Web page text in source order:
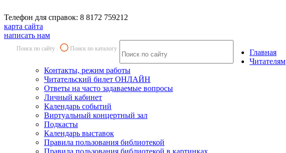
Телефон для справок: 8 8172 759212
карта сайта
написать нам
Поиск по сайту Поиск по каталогу
Главная
Читателям
Контакты, режим работы
Читательский билет ОНЛАЙН
Ответы на часто задаваемые вопросы
Личный кабинет
Календарь событий
Виртуальный концертный зал
Подкасты
Календарь выставок
Правила пользования библиотекой
Правила пользования библиотекой в картинках